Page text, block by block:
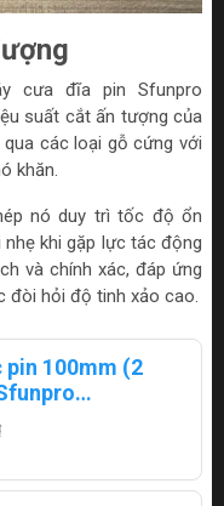
cưa đĩa pin Sfunpro
suất cắt ấn tượng của
các loại gỗ cứng với
khăn.
nó duy trì tốc độ ổn
khi gặp lực tác động
và chính xác, đáp ứng
đòi hỏi độ tinh xảo cao.
pin 100mm (2